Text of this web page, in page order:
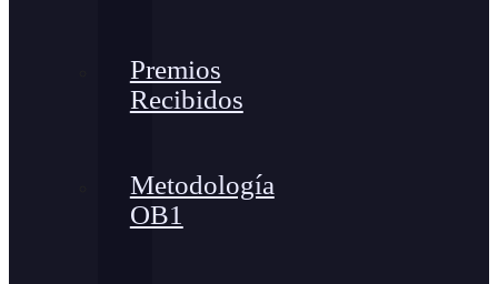
Premios
Recibidos
Metodología
OB1